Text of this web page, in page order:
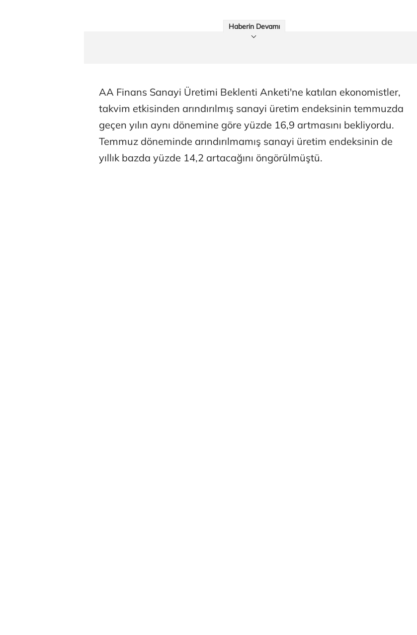
Haberin Devamı
AA Finans Sanayi Üretimi Beklenti Anketi'ne katılan ekonomistler,
takvim etkisinden arındırılmış sanayi üretim endeksinin temmuzda
geçen yılın aynı dönemine göre yüzde 16,9 artmasını bekliyordu.
Temmuz döneminde arındırılmamış sanayi üretim endeksinin de
yıllık bazda yüzde 14,2 artacağını öngörülmüştü.